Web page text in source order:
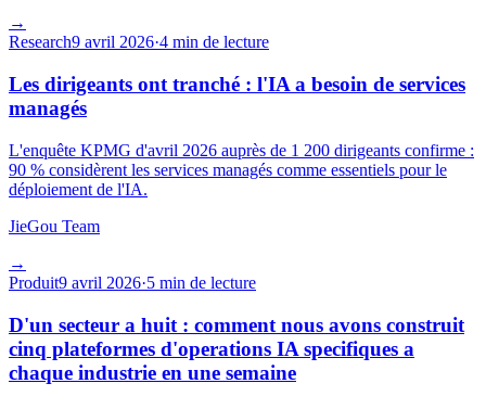
→
Research9 avril 2026·4 min de lecture
Les dirigeants ont tranché : l'IA a besoin de services
managés
L'enquête KPMG d'avril 2026 auprès de 1 200 dirigeants confirme :
90 % considèrent les services managés comme essentiels pour le
déploiement de l'IA.
JieGou Team
→
Produit9 avril 2026·5 min de lecture
D'un secteur a huit : comment nous avons construit
cinq plateformes d'operations IA specifiques a
chaque industrie en une semaine